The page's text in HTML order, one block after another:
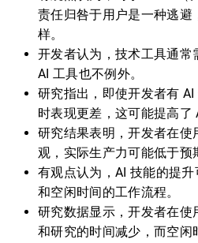
责任归咎于用户是一种逃避
样。
开发者认为，技术工具通常
AI 工具也不例外。
研究指出，即使开发者有
时表现更差，这可能提高了
研究结果表明，开发者在使
观，实际生产力可能低于预
有观点认为，AI 技能的提
和空闲时间的工作流程。
研究数据显示，开发者在使
和研究的时间减少，而空闲